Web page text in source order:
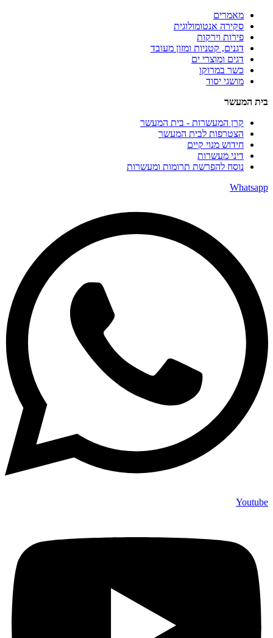
מאמרים
סקירה אנטומולוגית
פירות וירקות
דגנים, קטניות ומזון מעובד
דגים ומוצרי ים
כשר במרוקו
מושגי יסוד
בית המעשר
קרן המעשרות - בית המעשר
הצטרפות לבית המעשר
חידוש מנוי קיים
דיני מעשרות
נוסח להפרשת תרומות ומעשרות
Whatsapp
Youtube